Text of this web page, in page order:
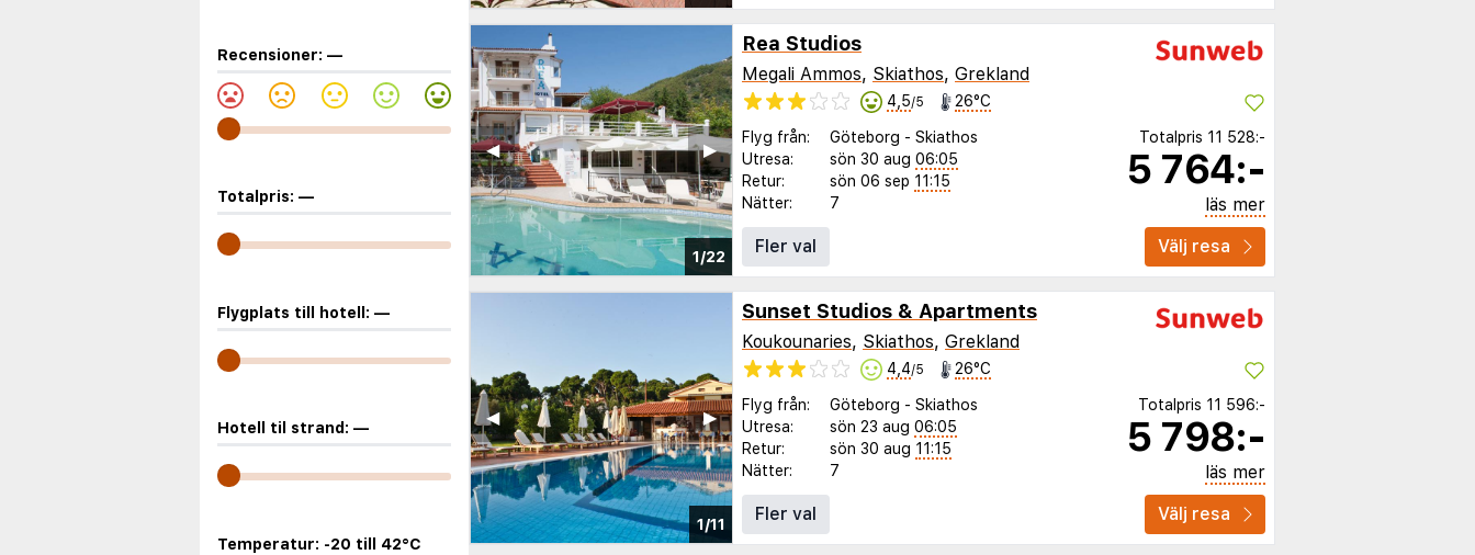
Recensioner: —
Totalpris: —
Flygplats till hotell: —
Hotell til strand: —
Temperatur: -20 till 42°C
1/22
▶︎
◀︎
Rea Studios
Megali Ammos, Skiathos, Grekland
4,5/5 26°C
Flyg från: Göteborg - Skiathos
Utresa:
sön 30 aug 06:05
Retur:
sön 06 sep 11:15
Nätter:
7
Totalpris 11 528:-
5 764:-
läs mer
Fler val
Välj resa
1/11
▶︎
◀︎
Sunset Studios & Apartments
Koukounaries, Skiathos, Grekland
4,4/5 26°C
Flyg från: Göteborg - Skiathos
Utresa:
sön 23 aug 06:05
Retur:
sön 30 aug 11:15
Nätter:
7
Totalpris 11 596:-
5 798:-
läs mer
Fler val
Välj resa